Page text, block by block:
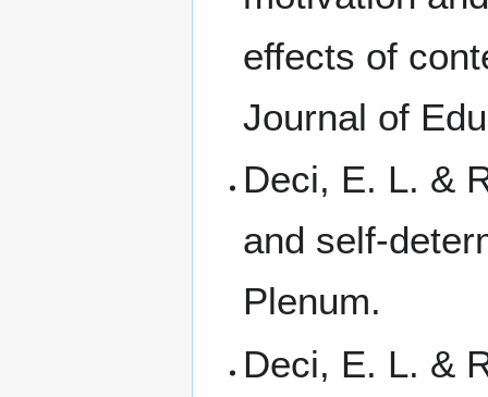
effects of
Journal of
Deci, E. L. &
and self-
Plenum.
Deci, E. L. &